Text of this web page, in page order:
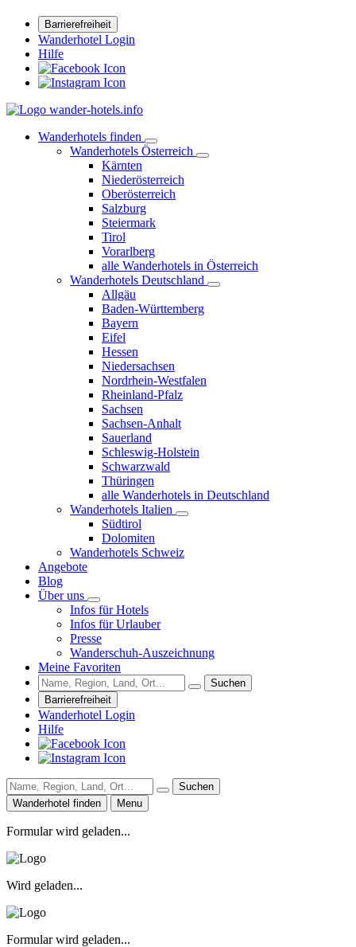
Barrierefreiheit
Wanderhotel Login
Hilfe
Wanderhotels finden
Wanderhotels Österreich
Kärnten
Niederösterreich
Oberösterreich
Salzburg
Steiermark
Tirol
Vorarlberg
alle Wanderhotels in Österreich
Wanderhotels Deutschland
Allgäu
Baden-Württemberg
Bayern
Eifel
Hessen
Niedersachsen
Nordrhein-Westfalen
Rheinland-Pfalz
Sachsen
Sachsen-Anhalt
Sauerland
Schleswig-Holstein
Schwarzwald
Thüringen
alle Wanderhotels in Deutschland
Wanderhotels Italien
Südtirol
Dolomiten
Wanderhotels Schweiz
Angebote
Blog
Über uns
Infos für Hotels
Infos für Urlauber
Presse
Wanderschuh-Auszeichnung
Meine Favoriten
Suchen
Barrierefreiheit
Wanderhotel Login
Hilfe
Suchen
Wanderhotel finden
Menu
Formular wird geladen...
Wird geladen...
Formular wird geladen...